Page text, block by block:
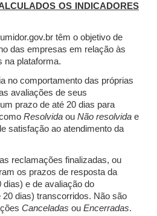
OS INDICADORES
têm o objetivo de
das empresas em relação às
na plataforma.
no comportamento das próprias
avaliações de seus
prazo de até 20 dias para
Resolvida ou Não resolvida e
satisfação ao atendimento da
reclamações finalizadas, ou
os prazos de resposta da
e de avaliação do
dias) transcorridos. Não são
Canceladas ou Encerradas.